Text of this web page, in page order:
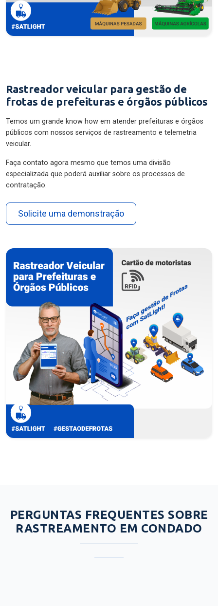
Rastreador veicular para gestão de
frotas de prefeituras e órgãos públicos
Temos um grande know how em atender prefeituras e órgãos
públicos com nossos serviços de rastreamento e telemetria
veicular.
Faça contato agora mesmo que temos uma divisão
especializada que poderá auxiliar sobre os processos de
contratação.
Solicite uma demonstração
PERGUNTAS FREQUENTES SOBRE
RASTREAMENTO EM CONDADO